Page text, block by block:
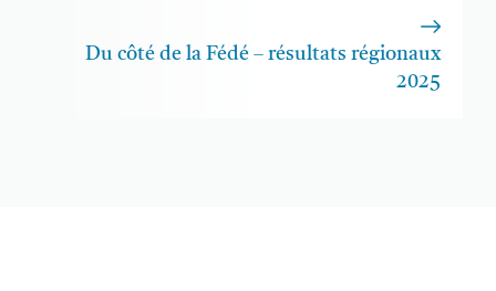
Du côté de la Fédé – résultats régionaux
2025